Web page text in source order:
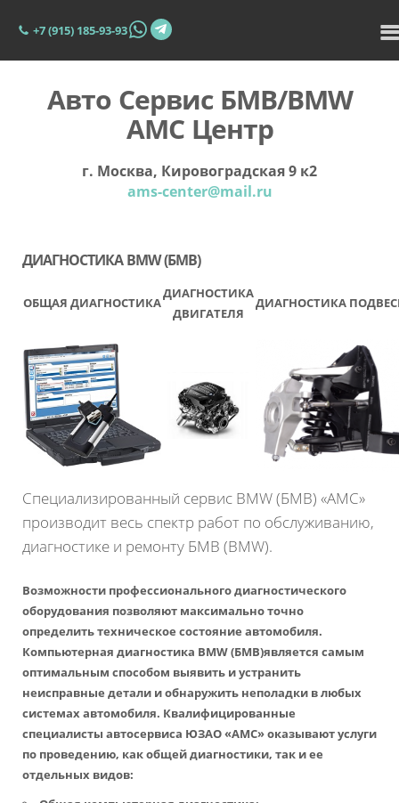
+7 (915) 185-93-93
Авто Сервис БМВ/BMW
АМС Центр
г. Москва, Кировоградская 9 к2
ams-center@mail.ru
ДИАГНОСТИКА BMW (БМВ)
ОБЩАЯ ДИАГНОСТИКА
ДИАГНОСТИКА
ДВИГАТЕЛЯ
ДИАГНОСТИКА
Специализированный сервис BMW (БМВ) «АМС»
производит весь спектр работ по обслуживанию,
диагностике и ремонту БМВ (BMW).
Возможности профессионального диагностического
оборудования позволяют максимально точно
определить техническое состояние автомобиля.
Компьютерная диагностика BMW (БМВ)является самым
оптимальным способом выявить и устранить
неисправные детали и обнаружить неполадки в любых
системах автомобиля. Квалифицированные
специалисты автосервиса ЮЗАО «АМС» оказывают услуги
по проведению, как общей диагностики, так и ее
отдельных видов: